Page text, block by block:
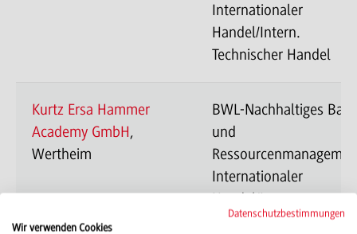
Internationaler
Handel/Intern.
Technischer Handel
Kurtz Ersa Hammer
Academy GmbH,
Wertheim
BWL-Nachhaltiges
und
Internationaler
Handel/Intern.
Technischer Handel
Datenschutzbestimmungen
Wir verwenden Cookies